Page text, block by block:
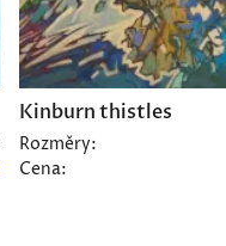
Kinburn thistles
Rozměry:
Cena: